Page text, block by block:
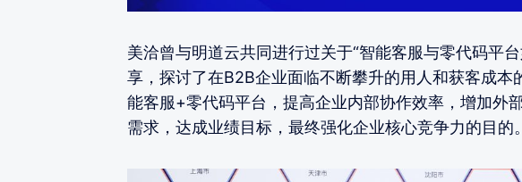
美洽曾与明道云共同进行过关于“智能客服与零代码平
享，探讨了在B2B企业面临不断攀升的用人和获客成本
能客服+零代码平台，提高企业内部协作效率，增加外
需求，达成业绩目标，最终强化企业核心竞争力的目的。